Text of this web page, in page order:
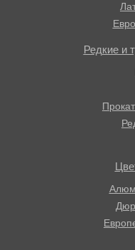
Редкие и